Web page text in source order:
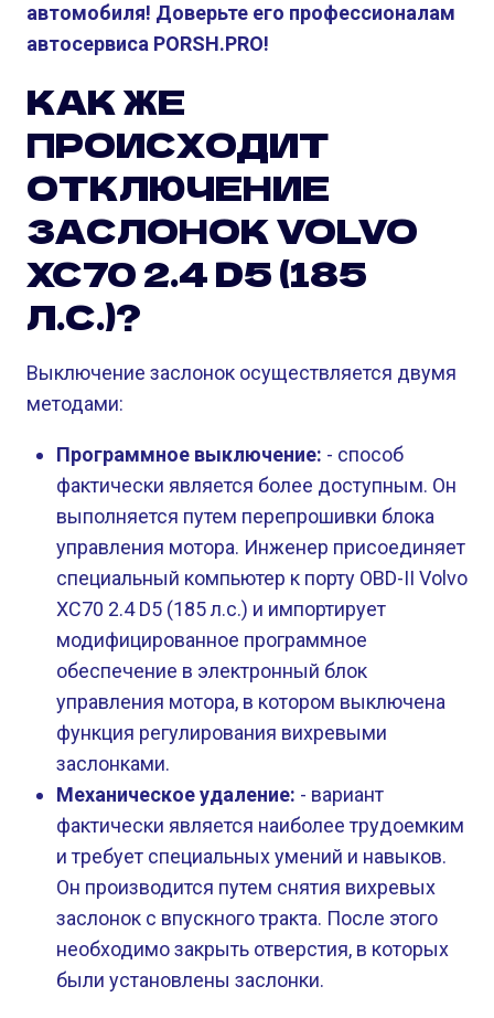
автомобиля! Доверьте его профессионалам
автосервиса PORSH.PRO!
КАК ЖЕ
ПРОИСХОДИТ
ОТКЛЮЧЕНИЕ
ЗАСЛОНОК VOLVO
XC70 2.4 D5 (185
Л.С.)?
Выключение заслонок осуществляется двумя
методами:
Программное выключение: - способ
фактически является более доступным. Он
выполняется путем перепрошивки блока
управления мотора. Инженер присоединяет
специальный компьютер к порту OBD-II Volvo
XC70 2.4 D5 (185 л.с.) и импортирует
модифицированное программное
обеспечение в электронный блок
управления мотора, в котором выключена
функция регулирования вихревыми
заслонками.
Механическое удаление: - вариант
фактически является наиболее трудоемким
и требует специальных умений и навыков.
Он производится путем снятия вихревых
заслонок с впускного тракта. После этого
необходимо закрыть отверстия, в которых
были установлены заслонки.